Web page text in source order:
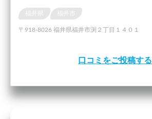
〒918-8026 福井県福井市渕２丁目１４０１
口コミをご投稿する